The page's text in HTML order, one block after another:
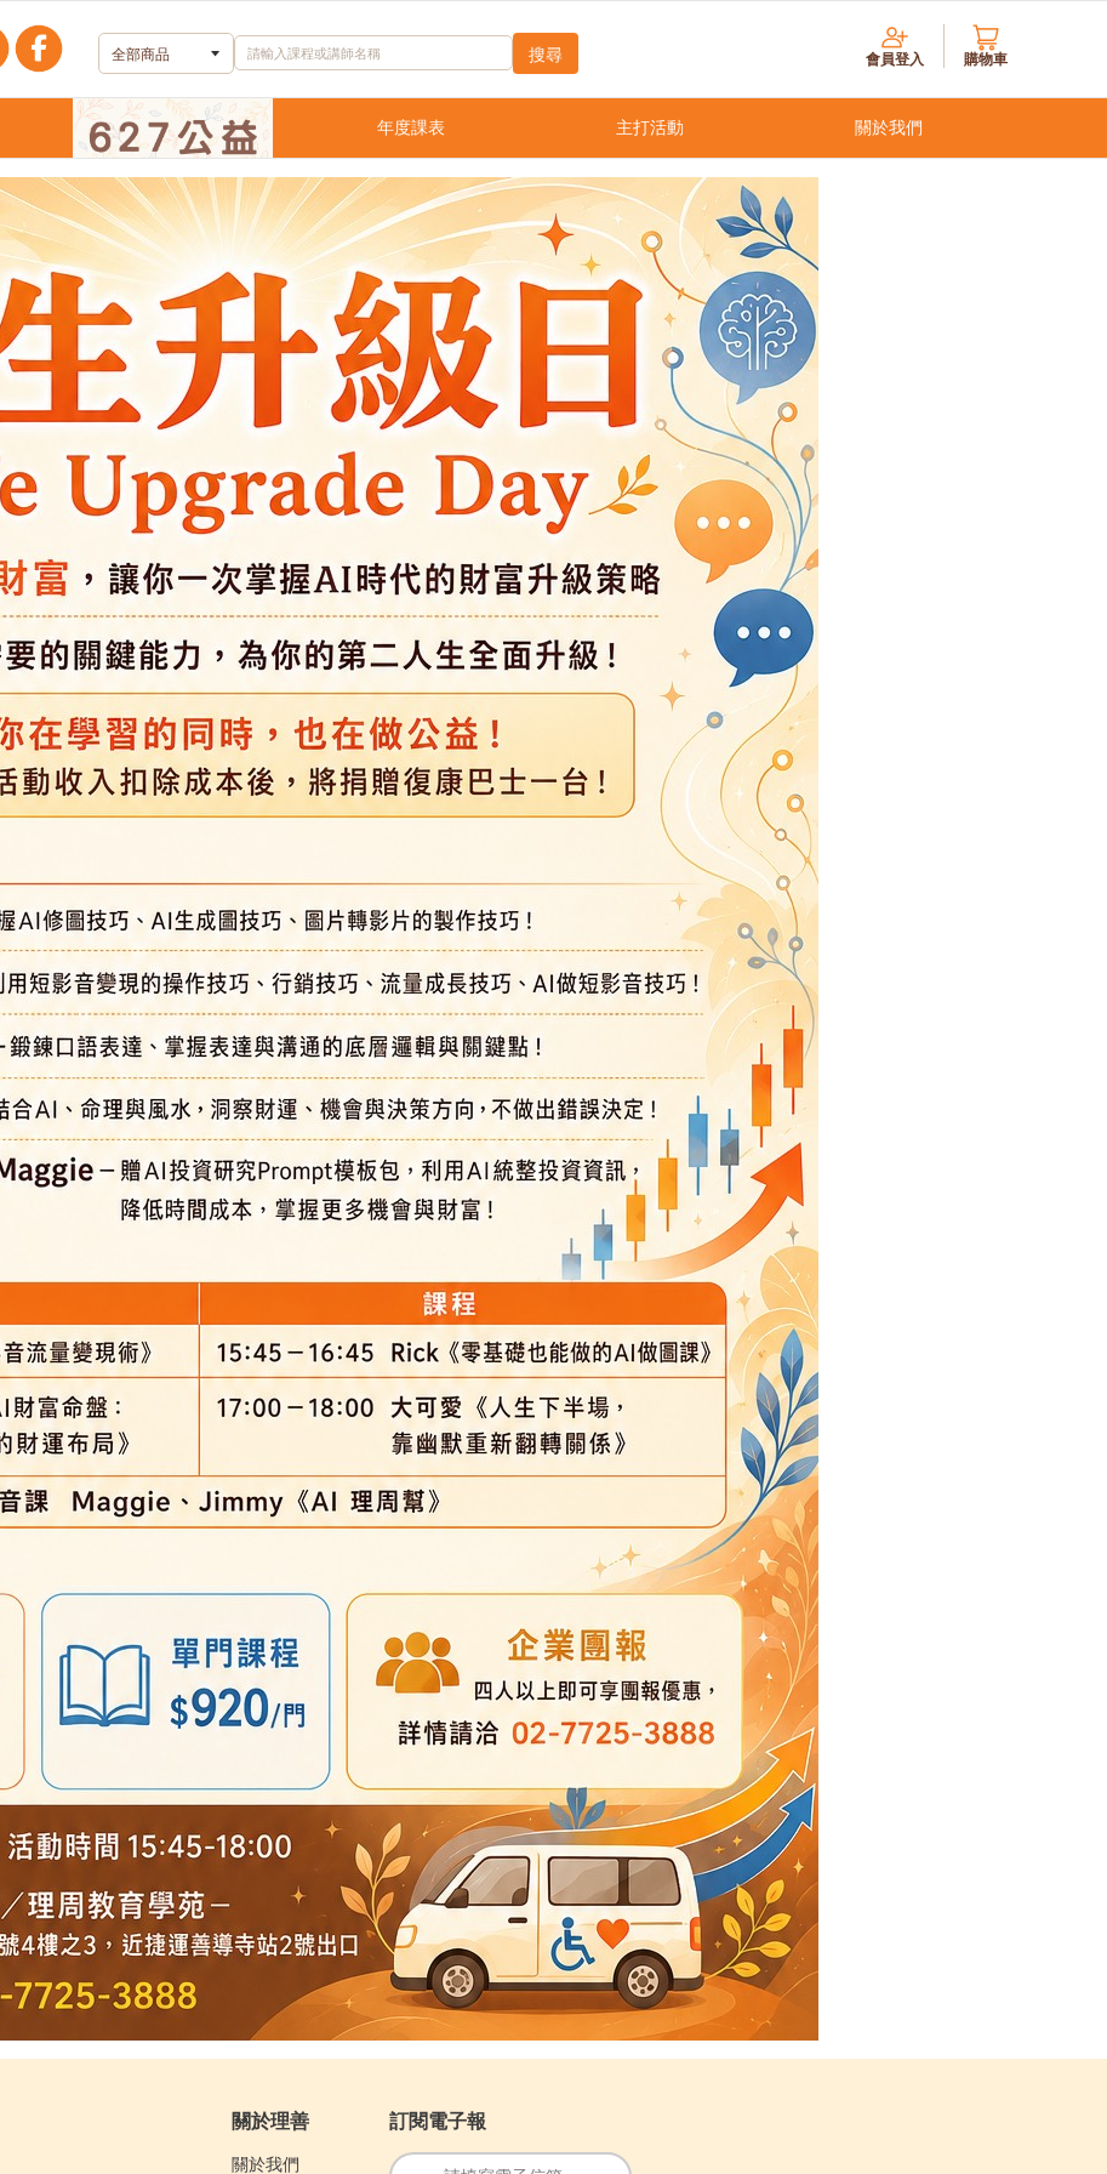
會員登入 購物車
理善嚴選 年度課表 主打活動 關於我們
關於理善
關於我們
訂閱電子報